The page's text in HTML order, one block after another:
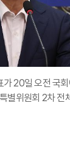
20일 오전 국
별위원회 2차 전